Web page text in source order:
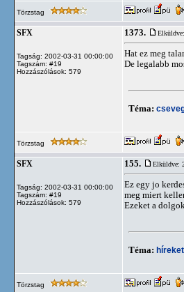
Törzstag
SFX
Tagság: 2002-03-31 00:00:00
Tagszám: #19
Hozzászólások: 579
1373.
Hat ez meg
De legalabb
Téma:
Törzstag
SFX
Tagság: 2002-03-31 00:00:00
Tagszám: #19
Hozzászólások: 579
155. Elküldve:
Ez egy jo
meg miert
Ezeket a
Téma:
Törzstag